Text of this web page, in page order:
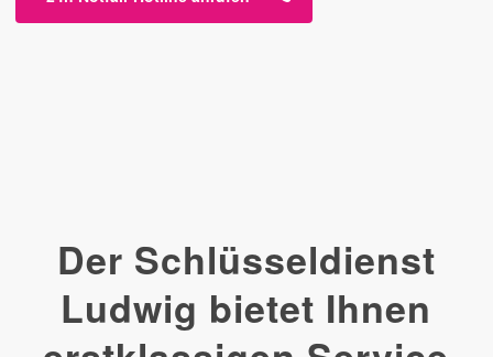
Der Schlüsseldienst
Ludwig bietet Ihnen